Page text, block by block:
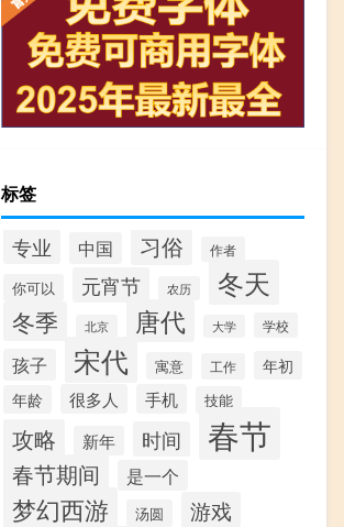
标签
专业 中国 习俗 作者
你可以 元宵节 农历 冬天
冬季 北京 唐代 大学 学校
孩子 宋代 寓意 工作
年初
年龄
很多人 手机 技能
攻略 新年 时间 春节
春节期间 是一个
梦幻西游 汤圆 游戏